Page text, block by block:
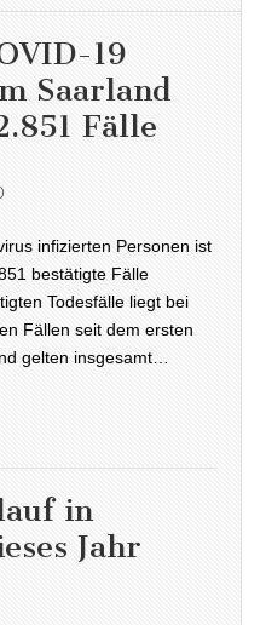
19
Saarland
Fälle
infizierten Personen ist
bestätigte Fälle
Todesfälle liegt bei
Fällen seit dem ersten
gelten insgesamt…
in
Jahr